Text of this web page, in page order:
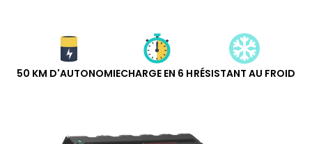
50 KM D'AUTONOMIECHARGE EN 6 HRÉSISTANT AU FROID